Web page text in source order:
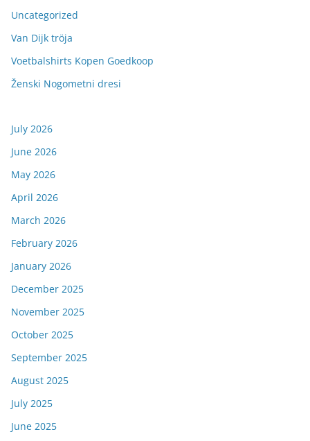
Uncategorized
Van Dijk tröja
Voetbalshirts Kopen Goedkoop
Ženski Nogometni dresi
July 2026
June 2026
May 2026
April 2026
March 2026
February 2026
January 2026
December 2025
November 2025
October 2025
September 2025
August 2025
July 2025
June 2025